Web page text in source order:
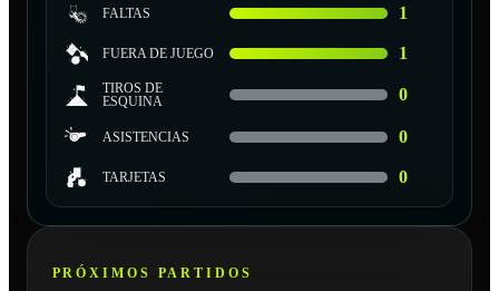
FALTAS 1
FUERA DE JUEGO 1
TIROS DE
ESQUINA
0
ASISTENCIAS 0
TARJETAS 0
PRÓXIMOS PARTIDOS